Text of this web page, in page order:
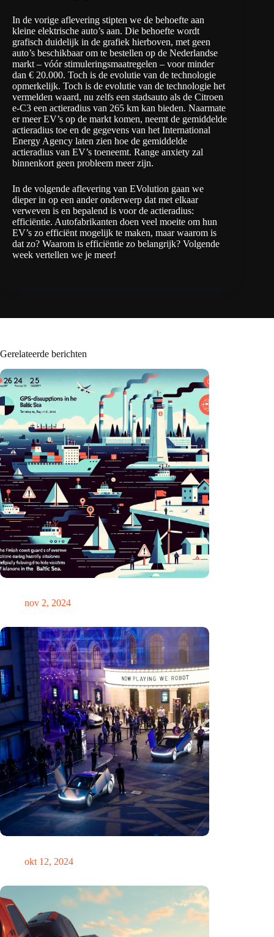
In de vorige aflevering stipten we de behoefte aan
kleine elektrische auto’s aan. Die behoefte wordt
grafisch duidelijk in de grafiek hierboven, met geen
auto’s beschikbaar om te bestellen op de Nederlandse
markt – vóór stimuleringsmaatregelen – voor minder
dan € 20.000. Toch is de evolutie van de technologie
opmerkelijk. Toch is de evolutie van de technologie het
vermelden waard, nu zelfs een stadsauto als de Citroen
e-C3 een actieradius van 265 km kan bieden. Naarmate
er meer EV’s op de markt komen, neemt de gemiddelde
actieradius toe en de gegevens van het International
Energy Agency laten zien hoe de gemiddelde
actieradius van EV’s toeneemt. Range anxiety zal
binnenkort geen probleem meer zijn.
In de volgende aflevering van EVolution gaan we
dieper in op een ander onderwerp dat met elkaar
verweven is en bepalend is voor de actieradius:
efficiëntie. Autofabrikanten doen veel moeite om hun
EV’s zo efficiënt mogelijk te maken, maar waarom is
dat zo? Waarom is efficiëntie zo belangrijk? Volgende
week vertellen we je meer!
Gerelateerde berichten
nov 2, 2024
okt 12, 2024